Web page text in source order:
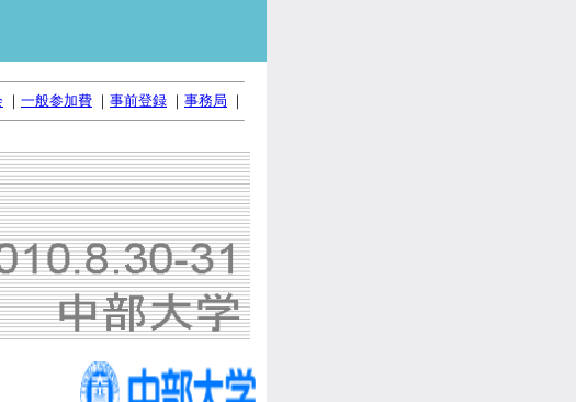
｜ 一般参加費 ｜ 事前登録 ｜ 事務局 ｜